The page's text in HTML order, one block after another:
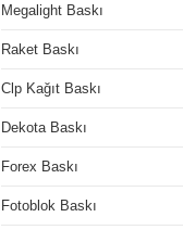
Megalight Baskı
Raket Baskı
Clp Kağıt Baskı
Dekota Baskı
Forex Baskı
Fotoblok Baskı